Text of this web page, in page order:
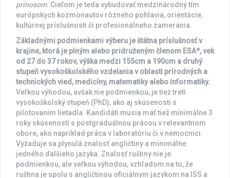
prínosom. Cieľom je teda vybudovať medzinárodný tím
európskych kozmonautov rôzneho pohlavia, orientácie,
kultúrnej príslušnosti či profesionálneho zamerania.
Základnými podmienkami výberu je štátna príslušnosť v
krajine, ktorá je plným alebo pridruženým členom ESA*, vek
od 27 do 37 rokov, výška medzi 155cm a 190cm a druhý
stupeň vysokoškolského vzdelania v oblasti prírodných a
technických vied, medicíny, matematiky alebo informatiky.
Veľkou výhodou, avšak nie podmienkou, je tiež tretí
vysokoškolský stupeň (PhD), ako aj skúsenosti s
pilotovaním lietadla. Kandidáti musia mať tiež minimálne 3
roky skúseností s postgraduálnou prácou v relevantnom
obore, ako napríklad práca v laboratóriu či v nemocnici.
Vyžaduje sa plynulá znalosť angličtiny a minimálne
jedného ďalšieho jazyka. Znalosť ruštiny nie je
podmienkou, ale veľkou výhodou, vzhľadom na to, že
ruština je spolu s angličtinou oficiálnym jazykom na ISS a